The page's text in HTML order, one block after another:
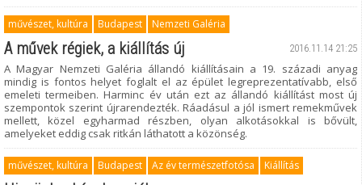
művészet, kultúra Budapest Nemzeti Galéria
2016.11.14 21:25
A művek régiek, a kiállítás új
A Magyar Nemzeti Galéria állandó kiállításain a 19. századi anyag
mindig is fontos helyet foglalt el az épület legreprezentatívabb, első
emeleti termeiben. Harminc év után ezt az állandó kiállítást most új
szempontok szerint újrarendezték. Ráadásul a jól ismert remekművek
mellett, közel egyharmad részben, olyan alkotásokkal is bővült,
amelyeket eddig csak ritkán láthatott a közönség.
művészet, kultúra Budapest Az év természetfotósa Kiállítás